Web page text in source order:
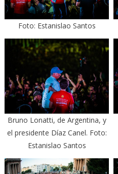
Foto: Estanislao Santos
Bruno Lonatti, de Argentina, y
el presidente Díaz Canel. Foto:
Estanislao Santos